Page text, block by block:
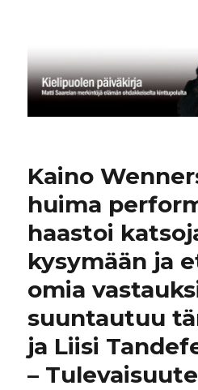
Kaino
huima
haastoi
kysymään ja
omia
suuntautuu
ja Liisi
–